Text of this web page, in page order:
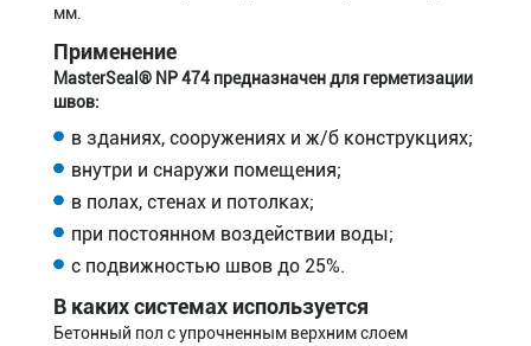
мм.
Применение
MasterSeal® NP 474 предназначен для герметизации
швов:
в зданиях, сооружениях и ж/б конструкциях;
внутри и снаружи помещения;
в полах, стенах и потолках;
при постоянном воздействии воды;
с подвижностью швов до 25%.
В каких системах используется
Бетонный пол с упрочненным верхним слоем